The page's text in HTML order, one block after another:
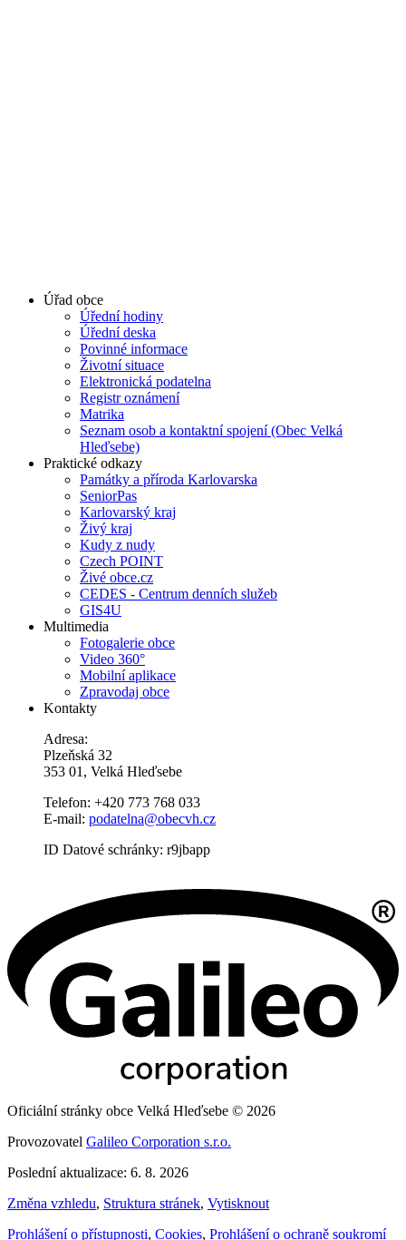
Úřad obce
Úřední hodiny
Úřední deska
Povinné informace
Životní situace
Elektronická podatelna
Registr oznámení
Matrika
Seznam osob a kontaktní spojení (Obec Velká
Hleďsebe)
Praktické odkazy
Památky a příroda Karlovarska
SeniorPas
Karlovarský kraj
Živý kraj
Kudy z nudy
Czech POINT
Živé obce.cz
CEDES - Centrum denních služeb
GIS4U
Multimedia
Fotogalerie obce
Video 360°
Mobilní aplikace
Zpravodaj obce
Kontakty
Adresa:
Plzeňská 32
353 01, Velká Hleďsebe
Telefon: +420 773 768 033
E-mail: podatelna@obecvh.cz
ID Datové schránky: r9jbapp
Oficiální stránky obce Velká Hleďsebe © 2026
Provozovatel Galileo Corporation s.r.o.
Poslední aktualizace: 6. 8. 2026
Změna vzhledu, Struktura stránek, Vytisknout
Prohlášení o přístupnosti, Cookies, Prohlášení o ochraně soukromí